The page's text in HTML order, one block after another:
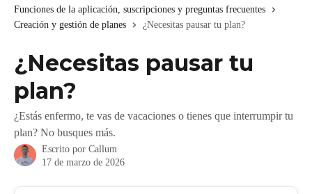
Funciones de la aplicación, suscripciones y preguntas frecuentes
Creación y gestión de planes
¿Necesitas pausar tu plan?
¿Necesitas pausar tu
plan?
¿Estás enfermo, te vas de vacaciones o tienes que interrumpir tu
plan? No busques más.
Escrito por Callum
17 de marzo de 2026